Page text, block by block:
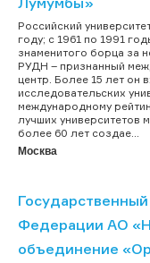
Российский
году; с 1961 по 1991
знаменитого борца за
РУДН – признанный
центр. Более 15 лет он
исследовательских
международному
лучших университетов
более 60 лет создае...
Москва
Федерации АО
объединение